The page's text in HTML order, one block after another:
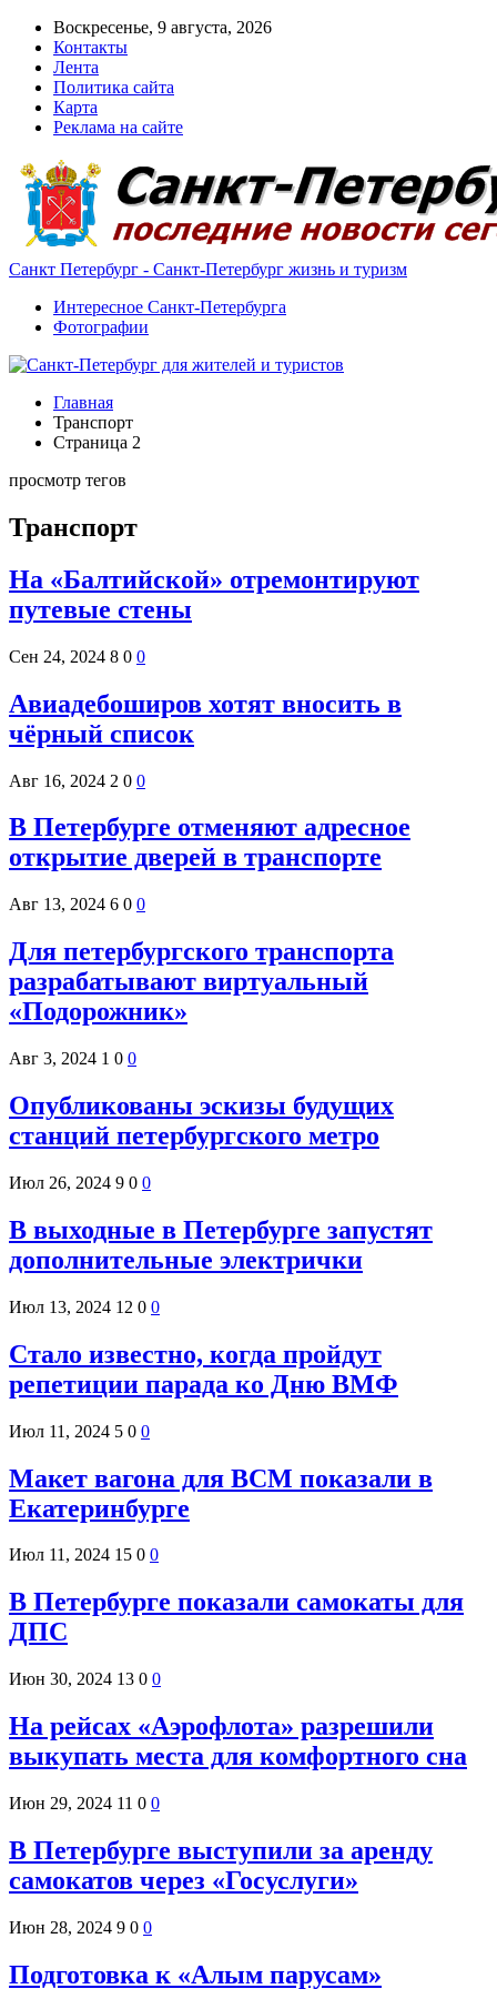
Воскресенье, 9 августа, 2026
Контакты
Лента
Политика сайта
Карта
Реклама на сайте
Санкт Петербург - Санкт-Петербург жизнь и туризм
Интересное Санкт-Петербурга
Фотографии
Главная
Транспорт
Страница 2
просмотр тегов
Транспорт
На «Балтийской» отремонтируют
путевые стены
Сен 24, 2024 8 0 0
Авиадебоширов хотят вносить в
чёрный список
Авг 16, 2024 2 0 0
В Петербурге отменяют адресное
открытие дверей в транспорте
Авг 13, 2024 6 0 0
Для петербургского транспорта
разрабатывают виртуальный
«Подорожник»
Авг 3, 2024 1 0 0
Опубликованы эскизы будущих
станций петербургского метро
Июл 26, 2024 9 0 0
В выходные в Петербурге запустят
дополнительные электрички
Июл 13, 2024 12 0 0
Стало известно, когда пройдут
репетиции парада ко Дню ВМФ
Июл 11, 2024 5 0 0
Макет вагона для ВСМ показали в
Екатеринбурге
Июл 11, 2024 15 0 0
В Петербурге показали самокаты для
ДПС
Июн 30, 2024 13 0 0
На рейсах «Аэрофлота» разрешили
выкупать места для комфортного сна
Июн 29, 2024 11 0 0
В Петербурге выступили за аренду
самокатов через «Госуслуги»
Июн 28, 2024 9 0 0
Подготовка к «Алым парусам»